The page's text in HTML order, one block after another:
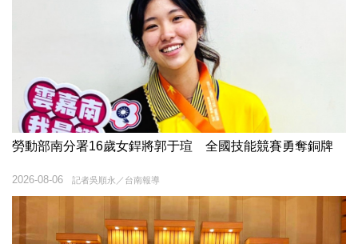
勞動部南分署16歲女銲將郭于瑄 全國技能競賽勇奪銅牌
記者吳順永／台南報導
2026-08-06